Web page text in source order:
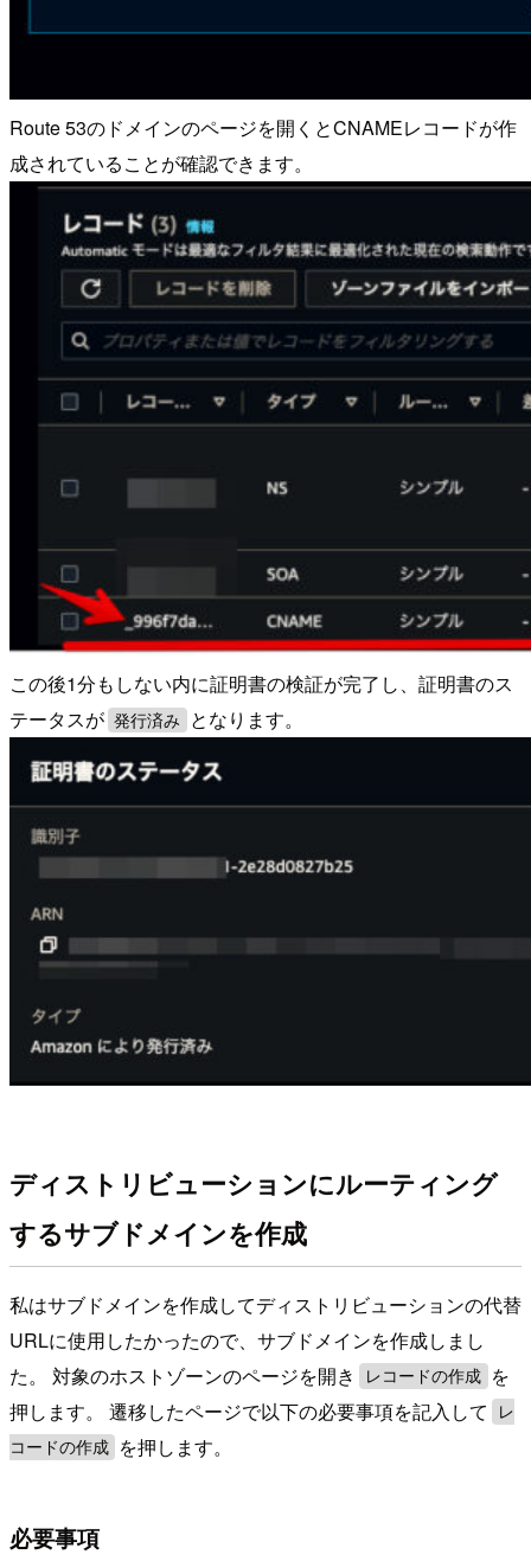
Route 53のドメインのページを開くとCNAMEレコードが作
成されていることが確認できます。
この後1分もしない内に証明書の検証が完了し、証明書のス
テータスが 発行済み となります。
ディストリビューションにルーティング
するサブドメインを作成
私はサブドメインを作成してディストリビューションの代替
URLに使用したかったので、サブドメインを作成しまし
た。 対象のホストゾーンのページを開き
レコードの作成
を
押します。 遷移したページで以下の必要事項を記入して
レ
コードの作成
を押します。
必要事項